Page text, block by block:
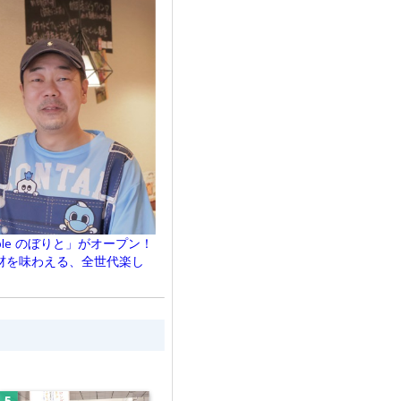
のぼりと」がオープン！
味わえる、全世代楽し